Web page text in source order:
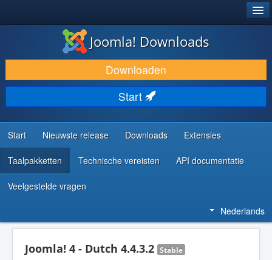
DOWNLOAD & BREID UIT
ONTDEK & LEER
COMMUNITY & ONDERSTEUNING
ONTWIKKELAARSBRONNEN
Joomla! Downloads
Downloaden
Start
Start Nieuwste release Downloads Extensies
Taalpakketten Technische vereisten API documentatie
Veelgestelde vragen
Nederlands
Joomla! 4 - Dutch 4.4.3.2 Stable